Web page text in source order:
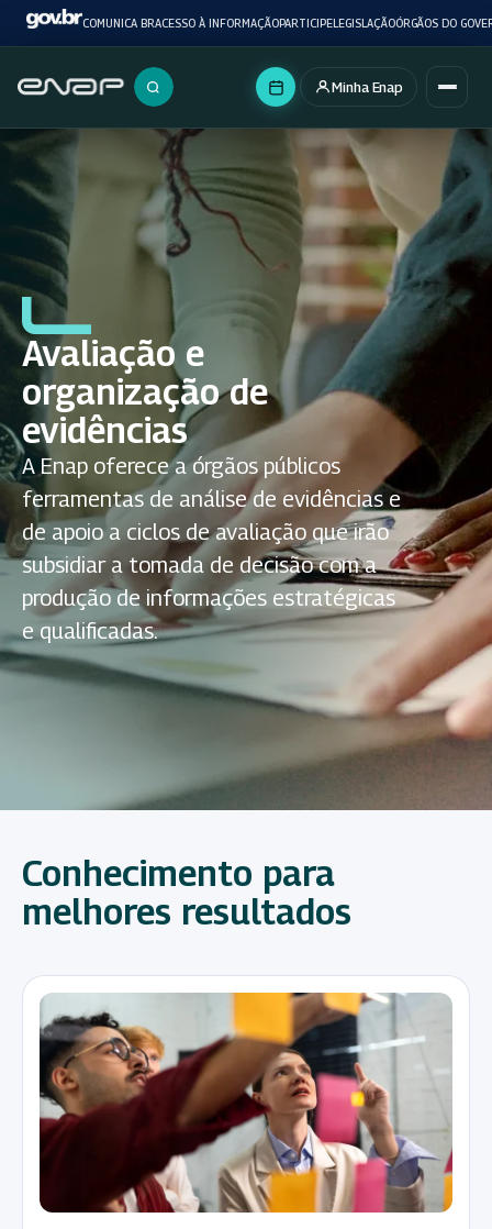
COMUNICA BRACESSO À INFORMAÇÃOPARTICIPELEGISLAÇÃOÓRGÃOS DO
Buscar no portal
Minha Enap
Avaliação e
organização de
evidências
A Enap oferece a órgãos públicos
ferramentas de análise de evidências e
de apoio a ciclos de avaliação que irão
subsidiar a tomada de decisão com a
produção de informações estratégicas
e qualificadas.
Conhecimento para
melhores resultados